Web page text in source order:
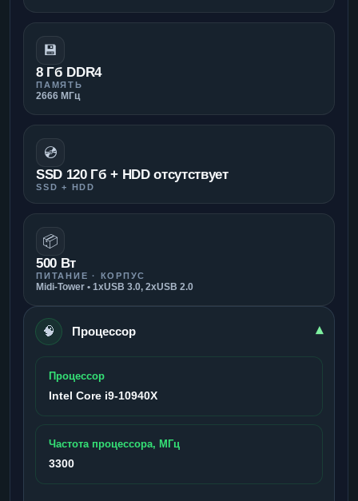
💾
8 Гб DDR4
ПАМЯТЬ
2666 МГц
💿
SSD 120 Гб + HDD отсутствует
SSD + HDD
📦
500 Вт
ПИТАНИЕ · КОРПУС
Midi-Tower • 1xUSB 3.0, 2xUSB 2.0
🧠 Процессор ▾
Процессор
Intel Core i9-10940X
Частота процессора, МГц
3300